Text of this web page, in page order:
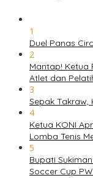
1
Duel Panas
2
Mantap! Ketua
Atlet dan
3
Sepak Takraw,
4
Ketua KONI
Lomba Tenis
5
Bupati
Soccer Cup